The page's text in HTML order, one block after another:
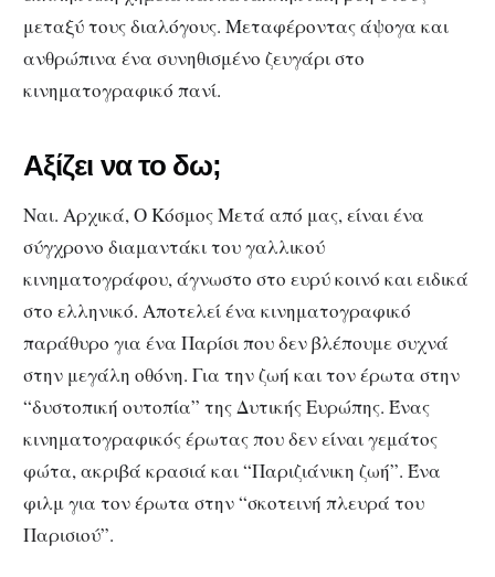
μεταξύ τους διαλόγους. Μεταφέροντας άψογα και
ανθρώπινα ένα συνηθισμένο ζευγάρι στο
κινηματογραφικό πανί.
Αξίζει να το δω;
Ναι. Αρχικά, Ο Κόσμος Μετά από μας, είναι ένα
σύγχρονο διαμαντάκι του γαλλικού
κινηματογράφου, άγνωστο στο ευρύ κοινό και ειδικά
στο ελληνικό. Αποτελεί ένα κινηματογραφικό
παράθυρο για ένα Παρίσι που δεν βλέπουμε συχνά
στην μεγάλη οθόνη. Για την ζωή και τον έρωτα στην
“δυστοπική ουτοπία” της Δυτικής Ευρώπης. Ένας
κινηματογραφικός έρωτας που δεν είναι γεμάτος
φώτα, ακριβά κρασιά και “Παριζιάνικη ζωή”. Ένα
φιλμ για τον έρωτα στην “σκοτεινή πλευρά του
Παρισιού”.